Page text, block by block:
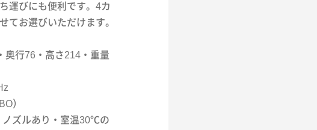
運びにも便利です。4カ
てお選びいただけます。
奥行76・高さ214・重量
）
ズルあり・室温30℃の